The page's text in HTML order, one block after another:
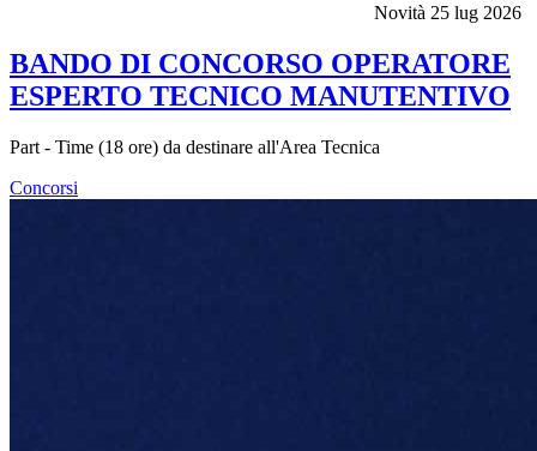
Novità 25 lug 2026
BANDO DI CONCORSO OPERATORE
ESPERTO TECNICO MANUTENTIVO
Part - Time (18 ore) da destinare all'Area Tecnica
Concorsi